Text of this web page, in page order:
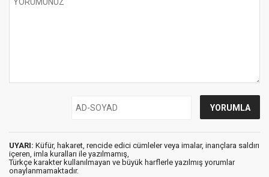
UYARI: Küfür, hakaret, rencide edici cümleler veya imalar, inançlara saldırı
içeren, imla kuralları ile yazılmamış,
Türkçe karakter kullanılmayan ve büyük harflerle yazılmış yorumlar
onaylanmamaktadır.